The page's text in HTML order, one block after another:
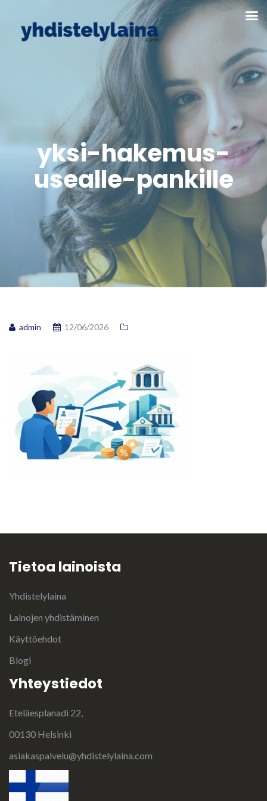
yksi-hakemus-
usealle-pankille
admin 12/06/2026
Tietoa lainoista
Yhdistelylaina
Lainojen yhdistäminen
Käyttöehdot
Blogi
Yhteystiedot
Eteläesplanadi 22,
00130 Helsinki
asiakaspalvelu@yhdistelylaina.com